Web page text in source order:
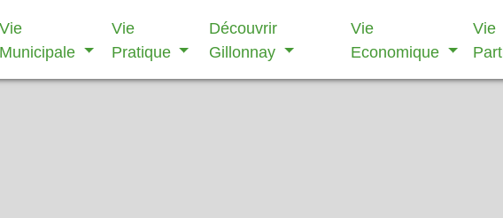
Vie
Municipale
Vie
Pratique
Découvrir
Gillonnay
Vie
Economique
Vie